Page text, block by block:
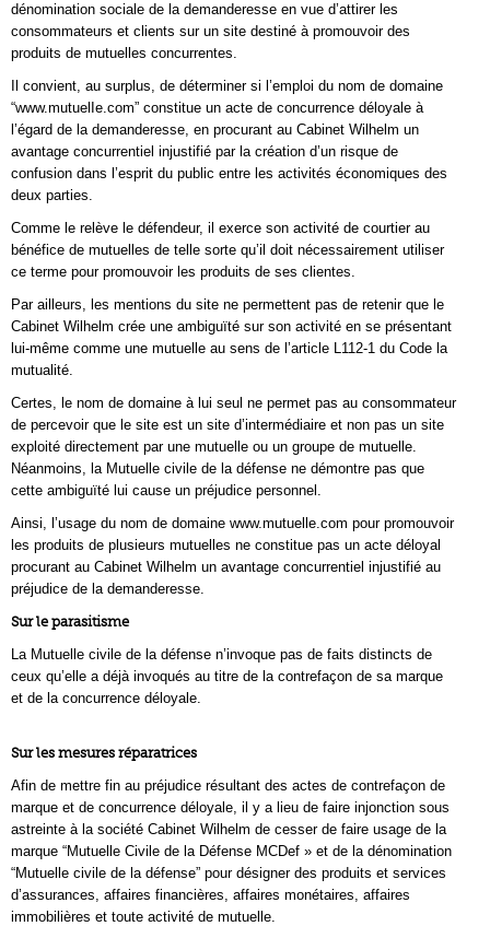
dénomination sociale de la demanderesse en vue d’attirer les
consommateurs et clients sur un site destiné à promouvoir des
produits de mutuelles concurrentes.
Il convient, au surplus, de déterminer si l’emploi du nom de domaine
“www.mutuelIe.com” constitue un acte de concurrence déloyale à
l’égard de la demanderesse, en procurant au Cabinet Wilhelm un
avantage concurrentiel injustifié par la création d’un risque de
confusion dans l’esprit du public entre les activités économiques des
deux parties.
Comme le relève le défendeur, il exerce son activité de courtier au
bénéfice de mutuelles de telle sorte qu’il doit nécessairement utiliser
ce terme pour promouvoir les produits de ses clientes.
Par ailleurs, les mentions du site ne permettent pas de retenir que le
Cabinet Wilhelm crée une ambiguïté sur son activité en se présentant
lui-même comme une mutuelle au sens de l’article L112-1 du Code la
mutualité.
Certes, le nom de domaine à lui seul ne permet pas au consommateur
de percevoir que le site est un site d’intermédiaire et non pas un site
exploité directement par une mutuelle ou un groupe de mutuelle.
Néanmoins, la Mutuelle civile de la défense ne démontre pas que
cette ambiguïté lui cause un préjudice personnel.
Ainsi, l’usage du nom de domaine www.mutuelle.com pour promouvoir
les produits de plusieurs mutuelles ne constitue pas un acte déloyal
procurant au Cabinet Wilhelm un avantage concurrentiel injustifié au
préjudice de la demanderesse.
Sur le parasitisme
La Mutuelle civile de la défense n’invoque pas de faits distincts de
ceux qu’elle a déjà invoqués au titre de la contrefaçon de sa marque
et de la concurrence déloyale.
Sur les mesures réparatrices
Afin de mettre fin au préjudice résultant des actes de contrefaçon de
marque et de concurrence déloyale, il y a lieu de faire injonction sous
astreinte à la société Cabinet Wilhelm de cesser de faire usage de la
marque “Mutuelle Civile de la Défense MCDef » et de la dénomination
“Mutuelle civile de la défense” pour désigner des produits et services
d’assurances, affaires financières, affaires monétaires, affaires
immobilières et toute activité de mutuelle.